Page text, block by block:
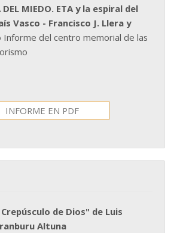
DEL MIEDO. ETA y la espiral del
Vasco - Francisco J. Llera y
Informe del centro memorial de las
INFORME EN PDF
Crepúsculo de Dios" de Luis
Altuna